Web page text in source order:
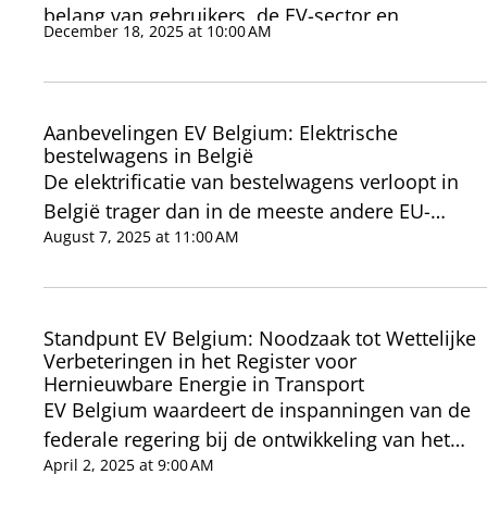
"cash-out"-optie en het gebruik van het budget
voor huur- of leningen. Wij zijn van mening dat
negatieve impact hebben op de transitie naar
duurzame mobiliteitsoplossingen.
belang van gebruikers, de EV-sector en
overheidsinstanties.
December 18, 2025 at 10:00 AM
Aanbevelingen EV Belgium: Elektrische
bestelwagens in België
De elektrificatie van bestelwagens verloopt in
België trager dan in de meeste andere EU-
landen, met een achterstand van 40 % ten
beleidsstimulansen in België, die in andere EU-
landen wel bestaan. Dit rapport heeft als
hoofddoel een korte, maar volledige
vergelijkende analyse te geven van de
bestaande markt voor emissievrije
bestelwagens, en tegelijkertijd verschillende
August 7, 2025 at 11:00 AM
Standpunt EV Belgium: Noodzaak tot Wettelijke
Verbeteringen in het Register voor
Hernieuwbare Energie in Transport
EV Belgium waardeert de inspanningen van de
federale regering bij de ontwikkeling van het
Register voor Hernieuwbare Energie in
April 2, 2025 at 9:00 AM